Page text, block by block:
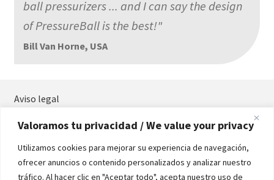
Valoramos tu privacidad / We value your privacy
Utilizamos cookies para mejorar su experiencia de navegación,
ofrecer anuncios o contenido personalizados y analizar nuestro
tráfico. Al hacer clic en "Aceptar todo", acepta nuestro uso de
ball pressurizers ... and I can say the design
of PressureBall is the best!"
Bill Van Horne, USA
Aviso legal
Política de privacidad
Política de cookies
Contacta
Manual